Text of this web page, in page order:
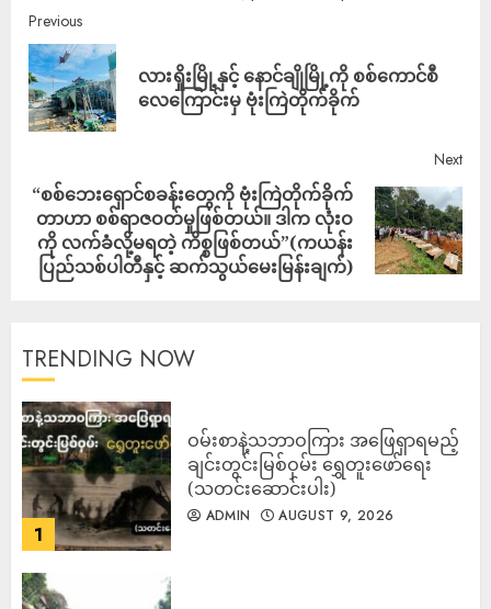
Previous
လားရှိုးမြို့နှင့် နောင်ချိုမြို့ကို စစ်ကောင်စီ
လေကြောင်းမှ ဗုံးကြဲတိုက်ခိုက်
Next
“စစ်ဘေးရှောင်စခန်းတွေကို ဗုံးကြဲတိုက်ခိုက်
တာဟာ စစ်ရာဇဝတ်မှုဖြစ်တယ်။ ဒါက လုံးဝ
ကို လက်ခံလို့မရတဲ့ ကိစ္စဖြစ်တယ်”(ကယန်း
ပြည်သစ်ပါတီနှင့် ဆက်သွယ်မေးမြန်းချက်)
TRENDING NOW
1
ဝမ်းစာနဲ့သဘာဝကြား အဖြေရှာရမည့်
ချင်းတွင်းမြစ်ဝှမ်း ရွှေတူးဖော်ရေး
(သတင်းဆောင်းပါး)
ADMIN AUGUST 9, 2026